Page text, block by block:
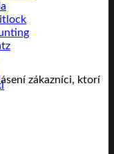
zákazníci, ktorí